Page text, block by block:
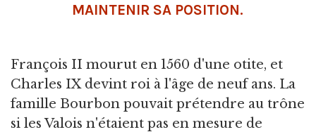
MAINTENIR SA POSITION.
François II mourut en 1560 d'une otite, et
Charles IX devint roi à l'âge de neuf ans. La
famille Bourbon pouvait prétendre au trône
si les Valois n'étaient pas en mesure de